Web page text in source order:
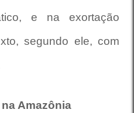
e na exortação
segundo ele, com
Amazônia